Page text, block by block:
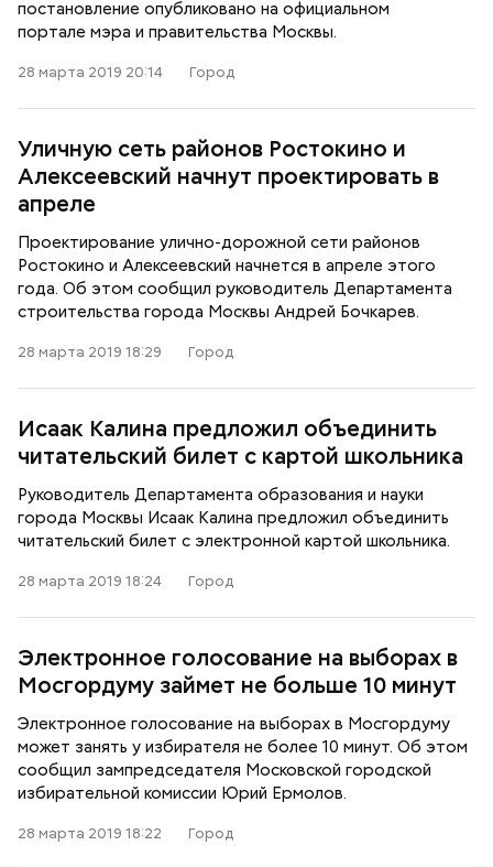
постановление опубликовано на официальном
портале мэра и правительства Москвы.
28 марта 2019 20:14 Город
Уличную сеть районов Ростокино и
Алексеевский начнут проектировать в
апреле
Проектирование улично-дорожной сети районов
Ростокино и Алексеевский начнется в апреле этого
года. Об этом сообщил руководитель Департамента
строительства города Москвы Андрей Бочкарев.
28 марта 2019 18:29 Город
Исаак Калина предложил объединить
читательский билет с картой школьника
Руководитель Департамента образования и науки
города Москвы Исаак Калина предложил объединить
читательский билет с электронной картой школьника.
28 марта 2019 18:24 Город
Электронное голосование на выборах в
Мосгордуму займет не больше 10 минут
Электронное голосование на выборах в Мосгордуму
может занять у избирателя не более 10 минут. Об этом
сообщил зампредседателя Московской городской
избирательной комиссии Юрий Ермолов.
28 марта 2019 18:22 Город